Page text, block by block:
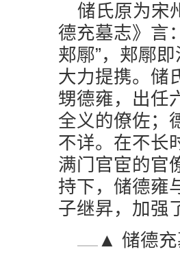
储氏原为宋
德充墓志》言
郏鄏”，郏鄏
大力提携。储
甥德雍，出任
全义的僚佐；
不详。在不长
满门官宦的官
持下，储德雍
子继昇，加强
▲ 储德充